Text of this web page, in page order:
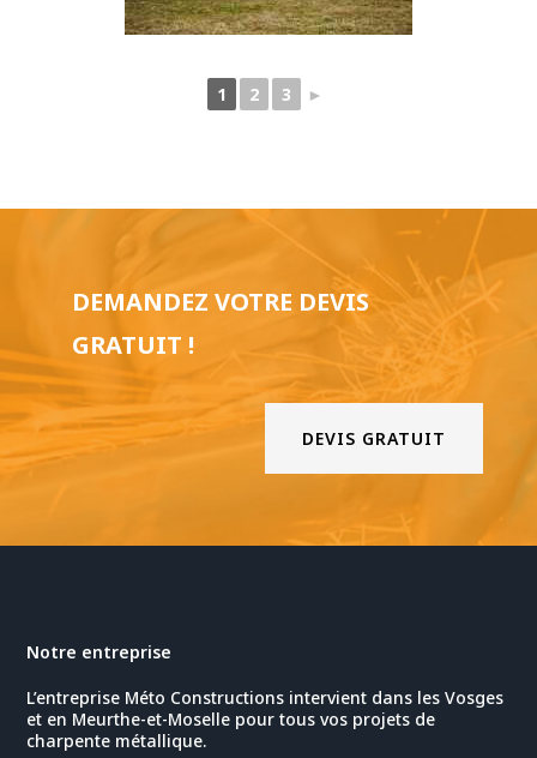
1 2 3 ►
DEMANDEZ VOTRE DEVIS
GRATUIT !
DEVIS GRATUIT
Notre entreprise
L’entreprise Méto Constructions intervient dans les Vosges
et en Meurthe-et-Moselle pour tous vos projets de
charpente métallique.